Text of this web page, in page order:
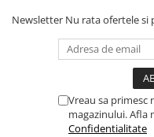
Newsletter Nu rata ofertele
Vreau sa
magazinului. Afla
Confidentialitate